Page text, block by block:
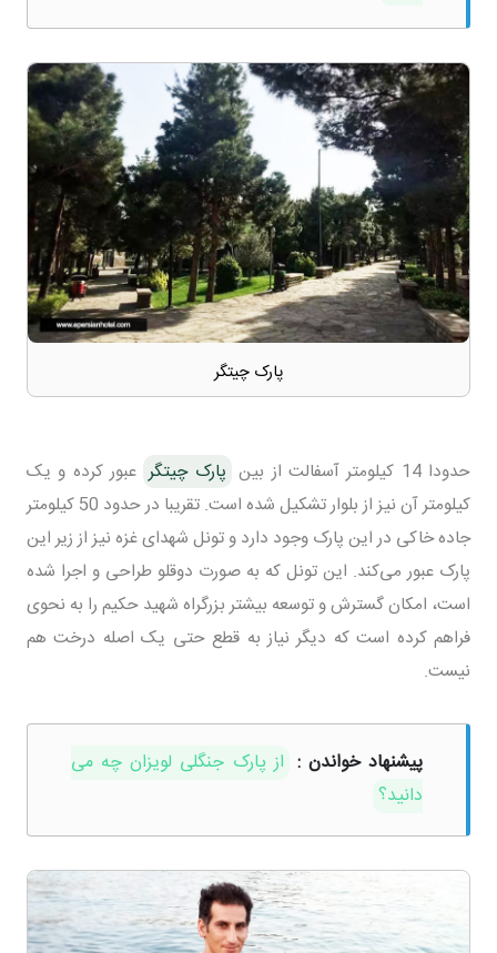
پارک چیتگر
حدودا 14 کیلومتر آسفالت از بین پارک چیتگر عبور کرده و یک
کیلومتر آن نیز از بلوار تشکیل شده است. تقریبا در حدود 50 کیلومتر
جاده خاکی در این پارک وجود دارد و تونل شهدای غزه نیز از زیر این
پارک عبور می‌کند. این تونل که به صورت دوقلو طراحی و اجرا شده
است، امکان گسترش و توسعه بیشتر بزرگراه شهید حکیم را به نحوی
فراهم کرده است که دیگر نیاز به قطع حتی یک اصله درخت هم
نیست.
پیشنهاد خواندن : از پارک جنگلی لویزان چه می
دانید؟